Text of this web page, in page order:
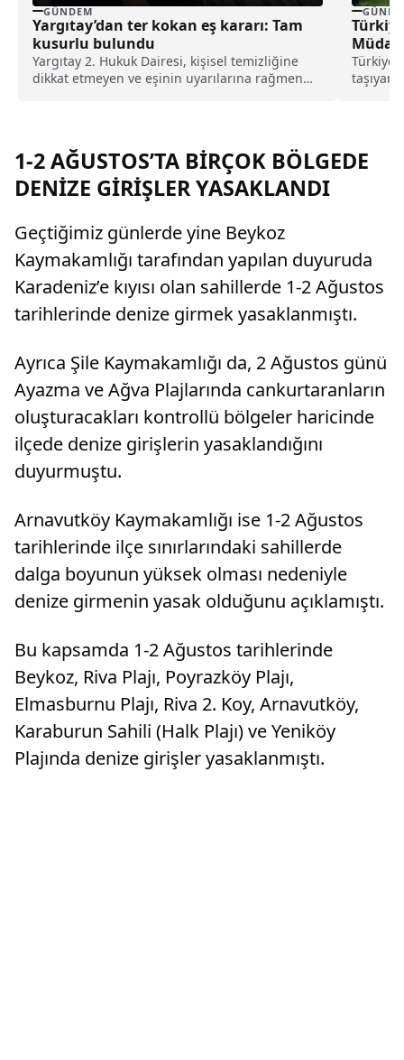
GÜNDEM
Yargıtay’dan ter kokan eş kararı: Tam
kusurlu bulundu
Yargıtay 2. Hukuk Dairesi, kişisel temizliğine
dikkat etmeyen ve eşinin uyarılarına rağmen
lira tazminat ödemesine karar verildi.
taşıyan
1-2 AĞUSTOS’TA BİRÇOK BÖLGEDE
DENİZE GİRİŞLER YASAKLANDI
Geçtiğimiz günlerde yine Beykoz
Kaymakamlığı tarafından yapılan duyuruda
Karadeniz’e kıyısı olan sahillerde 1-2 Ağustos
tarihlerinde denize girmek yasaklanmıştı.
Ayrıca Şile Kaymakamlığı da, 2 Ağustos günü
Ayazma ve Ağva Plajlarında cankurtaranların
oluşturacakları kontrollü bölgeler haricinde
ilçede denize girişlerin yasaklandığını
duyurmuştu.
Arnavutköy Kaymakamlığı ise 1-2 Ağustos
tarihlerinde ilçe sınırlarındaki sahillerde
dalga boyunun yüksek olması nedeniyle
denize girmenin yasak olduğunu açıklamıştı.
Bu kapsamda 1-2 Ağustos tarihlerinde
Beykoz, Riva Plajı, Poyrazköy Plajı,
Elmasburnu Plajı, Riva 2. Koy, Arnavutköy,
Karaburun Sahili (Halk Plajı) ve Yeniköy
Plajında denize girişler yasaklanmıştı.